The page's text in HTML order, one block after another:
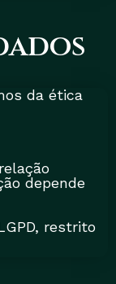
da ética
depende
restrito